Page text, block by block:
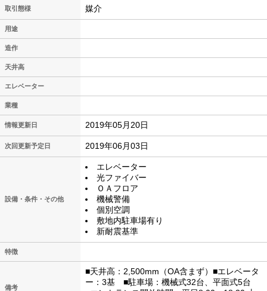
取引態様 媒介
用途
造作
天井高
エレベーター
業種
情報更新日 2019年05月20日
次回更新予定日 2019年06月03日
設備・条件・その他
エレベーター
光ファイバー
ＯＡフロア
機械警備
個別空調
敷地内駐車場有り
新耐震基準
特徴
備考
■天井高：2,500mm（OA含まず）■エレベータ
ー：3基 ■駐車場：機械式32台、平面式5台